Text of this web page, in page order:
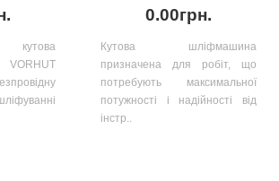
кутова
0.00грн.
Кутова шліфмашина
призначена для робіт, що
потребують максимальної
потужності і надійності від
інстр..